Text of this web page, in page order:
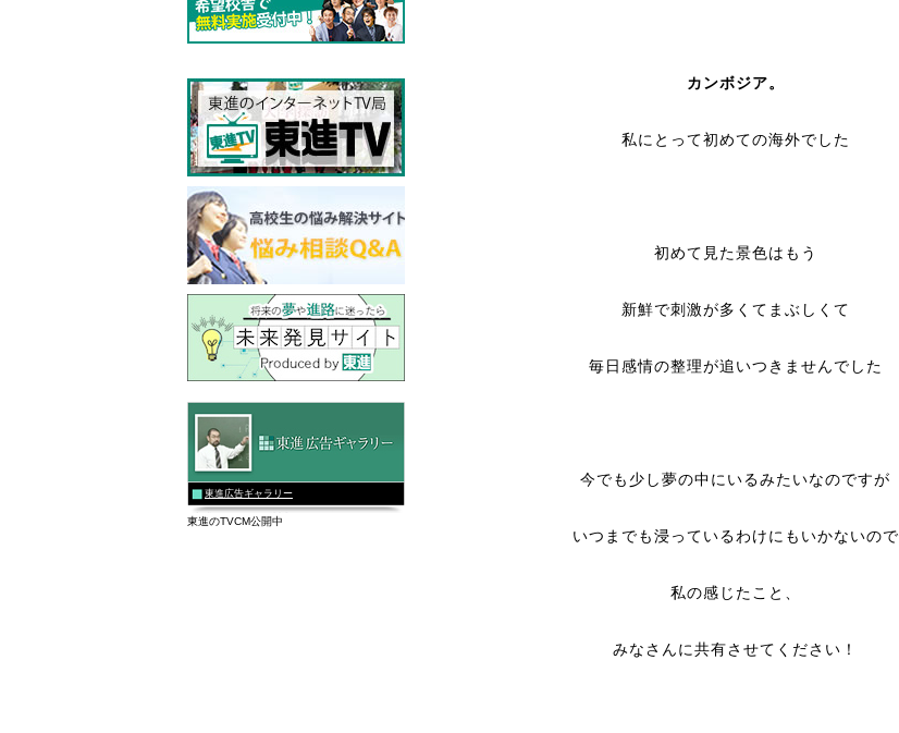
カンボジア。
私にとって初めての海外でした
初めて見た景色はもう
新鮮で刺激が多くてまぶしくて
毎日感情の整理が追いつきませんでした
今でも少し夢の中にいるみたいなのですが
いつまでも浸っているわけにもいかないので
私の感じたこと、
みなさんに共有させてください！
東進広告ギャラリー
東進のTVCM公開中